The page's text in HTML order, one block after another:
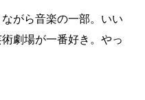
がら音楽の一部。いい
劇場が一番好き。やっ